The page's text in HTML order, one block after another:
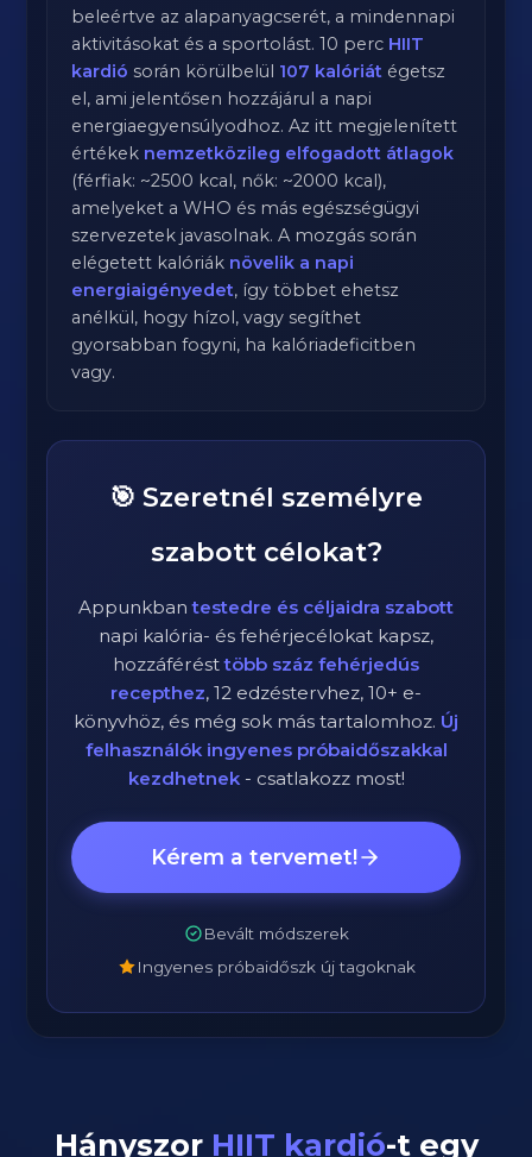
beleértve az alapanyagcserét, a mindennapi
aktivitásokat és a sportolást.10 perc HIIT
kardió során körülbelül 107 kalóriát égetsz
el, ami jelentősen hozzájárul a napi
energiaegyensúlyodhoz. Az itt megjelenített
értékek nemzetközileg elfogadott átlagok
(férfiak: ~2500 kcal, nők: ~2000 kcal),
amelyeket a WHO és más egészségügyi
szervezetek javasolnak. A mozgás során
elégetett kalóriák növelik a napi
energiaigényedet, így többet ehetsz
anélkül, hogy hízol, vagy segíthet
gyorsabban fogyni, ha kalóriadeficitben
vagy.
🎯 Szeretnél személyre
szabott célokat?
Appunkbantestedre és céljaidra szabott
napi kalória- és fehérjecélokat kapsz,
hozzáférésttöbb száz fehérjedús
recepthez, 12 edzéstervhez, 10+ e-
könyvhöz, és még sok más tartalomhoz. Új
felhasználók ingyenes próbaidőszakkal
kezdhetnek- csatlakozz most!
Kérem a tervemet!
Bevált módszerek
Ingyenes próbaidőszk új tagoknak
Hányszor HIIT kardió-t egy